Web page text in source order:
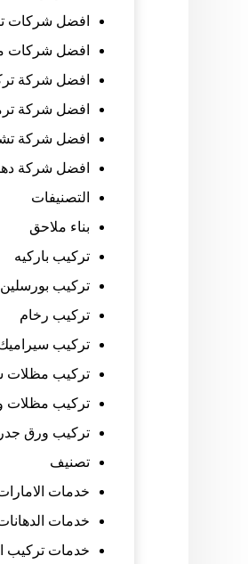
افضل شركات
افضل شركات
افضل شركة
افضل شركة
افضل شركة
افضل شركة
التصنيفات
بناء ملاحق
تركيب باركيه
تركيب بورسلين
تركيب رخام
تركيب
تركيب مظلات
تركيب مظلات
تركيب ورق
تصنيف
خدمات
خدمات الدهانات فى
خدمات تركيب